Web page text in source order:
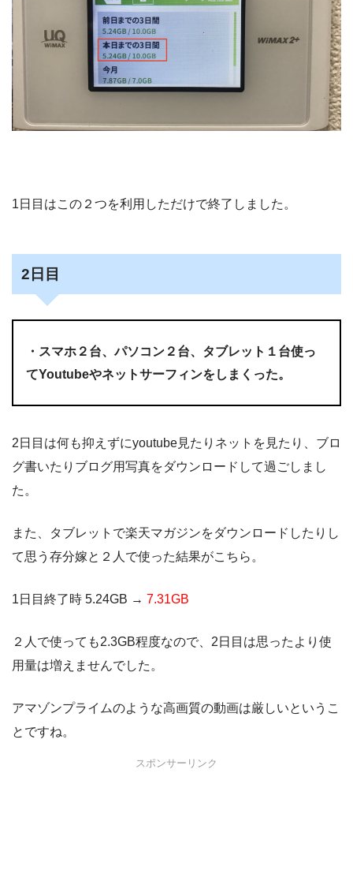
1日目はこの２つを利用しただけで終了しました。
2日目
・スマホ２台、パソコン２台、タブレット１台使っ
てYoutubeやネットサーフィンをしまくった。
2日目は何も抑えずにyoutube見たりネットを見たり、ブロ
グ書いたりブログ用写真をダウンロードして過ごしまし
た。
また、タブレットで楽天マガジンをダウンロードしたりし
て思う存分嫁と２人で使った結果がこちら。
1日目終了時 5.24GB → 7.31GB
２人で使っても2.3GB程度なので、2日目は思ったより使
用量は増えませんでした。
アマゾンプライムのような高画質の動画は厳しいというこ
とですね。
スポンサーリンク